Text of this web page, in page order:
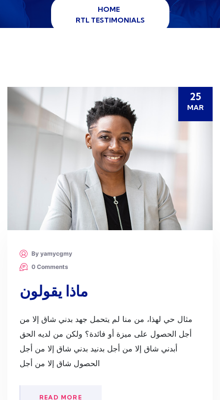
HOME
RTL TESTIMONIALS
25
MAR
By yamycgmy
0 Comments
ماذا يقولون
مثال حي لهذا، من منا لم يتحمل جهد بدني شاق إلا من
أجل الحصول على ميزة أو فائدة؟ ولكن من لديه الحق
أبدني شاق إلا من أجل بدنيد بدني شاق إلا من أجل
الحصول شاق إلا من أجل
READ MORE